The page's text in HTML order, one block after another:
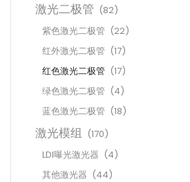
激光二极管 (82)
紫色激光二极管 (22)
红外激光二极管 (17)
红色激光二极管 (17)
绿色激光二极管 (4)
蓝色激光二极管 (18)
激光模组 (170)
LDI曝光激光器 (4)
其他激光器 (44)